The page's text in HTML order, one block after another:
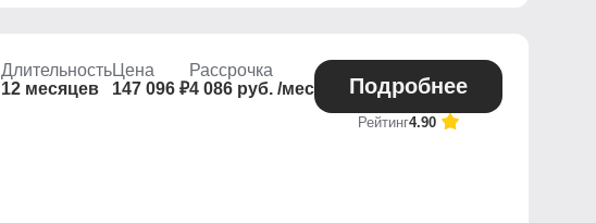
Длительность
12 месяцев
Цена
147 096 ₽
Рассрочка
4 086 руб. /мес
Подробнее
Рейтинг4.90